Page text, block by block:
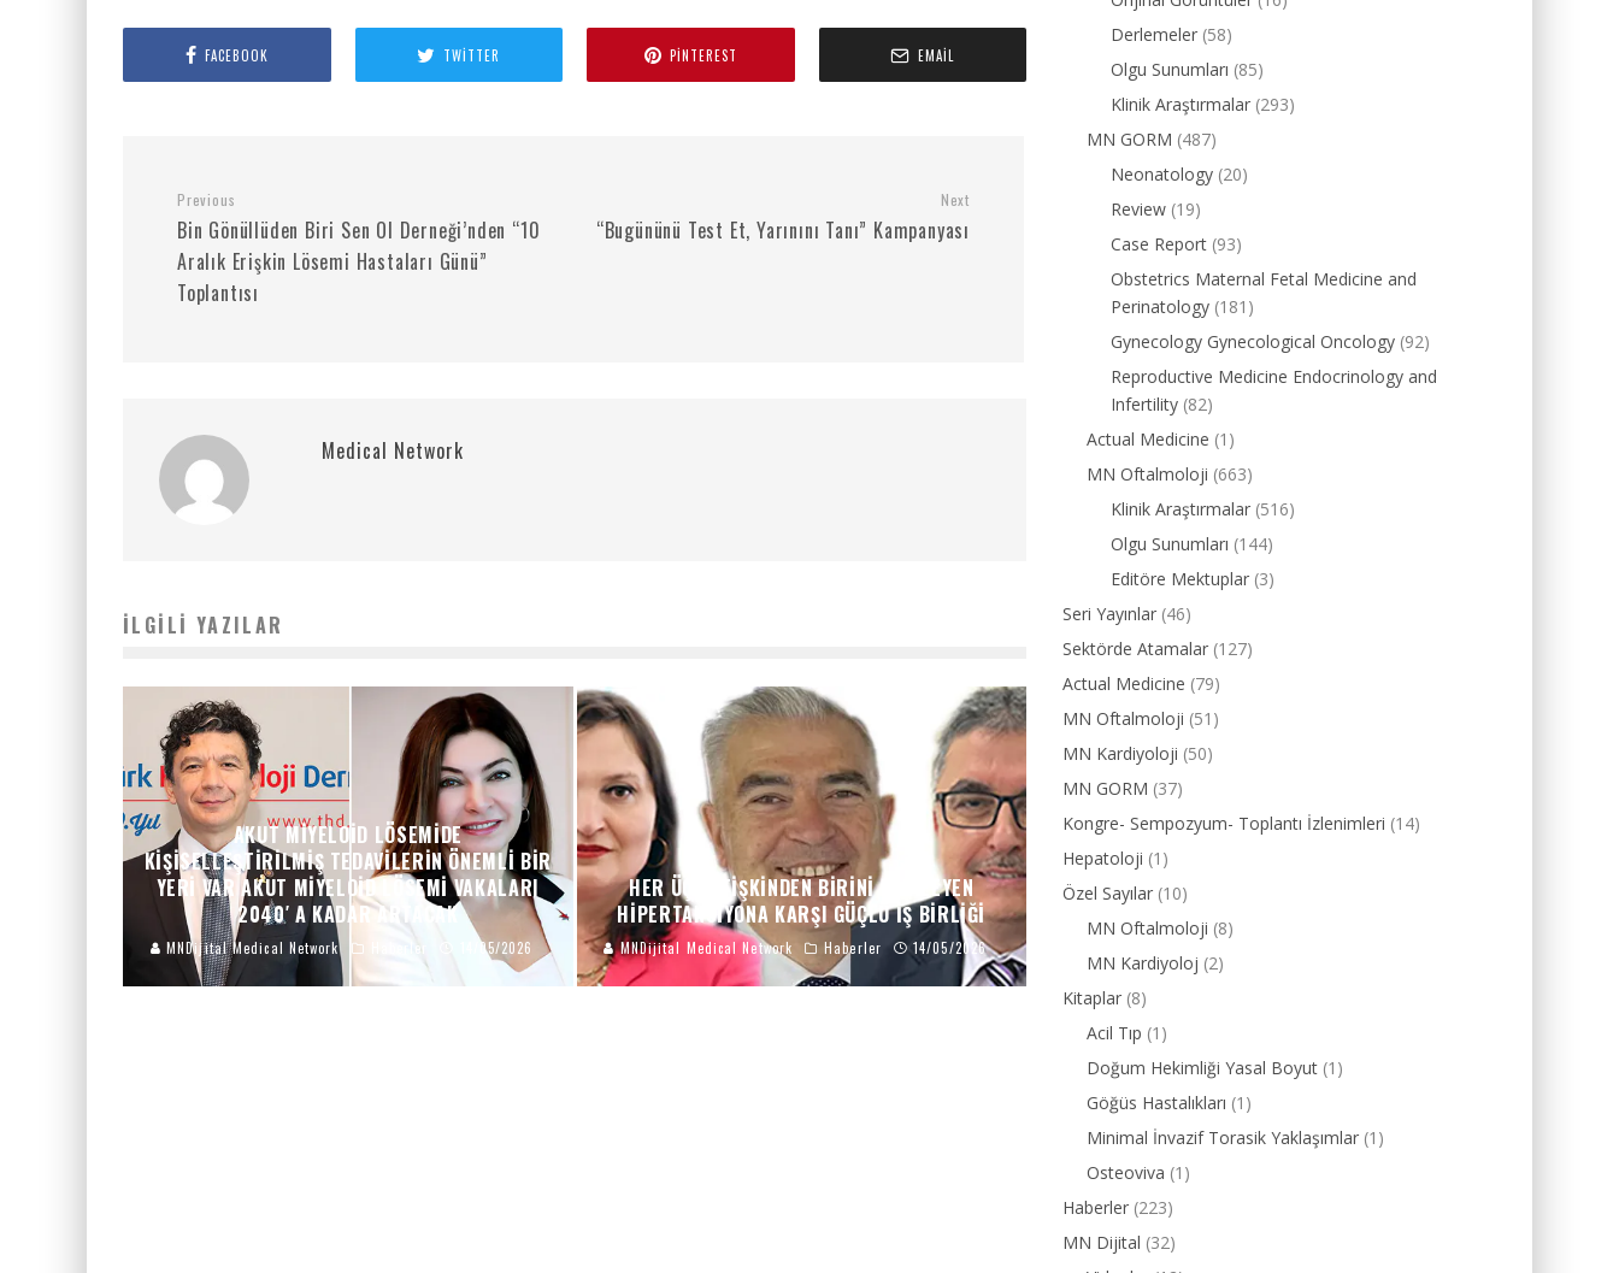
FACEBOOK TWITTER PINTEREST EMAIL
Previous
Bin Gönüllüden Biri Sen Ol Derneği’nden “10
Aralık Erişkin Lösemi Hastaları Günü”
Toplantısı
Next
“Bugününü Test Et, Yarınını Tanı” Kampanyası
Medical Network
İLGILI YAZILAR
AKUT MIYELOID LÖSEMIDE
KIŞISELLEŞTIRILMIŞ TEDAVILERIN ÖNEMLI BIR
YERI VAR AKUT MIYELOID LÖSEMI VAKALARI
2040′ A KADAR ARTACAK
MNDijital Medical Network Haberler 14/05/2026
HER ÜÇ YETIŞKINDEN BIRINI ETKILEYEN
HIPERTANSIYONA KARŞI GÜÇLÜ İŞ BIRLIĞI
MNDijital Medical Network Haberler 14/05/2026
Derlemeler (58)
Olgu Sunumları (85)
Klinik Araştırmalar (293)
MN GORM (487)
Neonatology (20)
Review (19)
Case Report (93)
Obstetrics Maternal Fetal Medicine and
Perinatology (181)
Gynecology Gynecological Oncology (92)
Reproductive Medicine Endocrinology and
Infertility (82)
Actual Medicine (1)
MN Oftalmoloji (663)
Klinik Araştırmalar (516)
Olgu Sunumları (144)
Editöre Mektuplar (3)
Seri Yayınlar (46)
Sektörde Atamalar (127)
Actual Medicine (79)
MN Oftalmoloji (51)
MN Kardiyoloji (50)
MN GORM (37)
Kongre- Sempozyum- Toplantı İzlenimleri (14)
Hepatoloji (1)
Özel Sayılar (10)
MN Oftalmoloji (8)
MN Kardiyoloj (2)
Kitaplar (8)
Acil Tıp (1)
Doğum Hekimliği Yasal Boyut (1)
Göğüs Hastalıkları (1)
Minimal İnvazif Torasik Yaklaşımlar (1)
Osteoviva (1)
Haberler (223)
MN Dijital (32)